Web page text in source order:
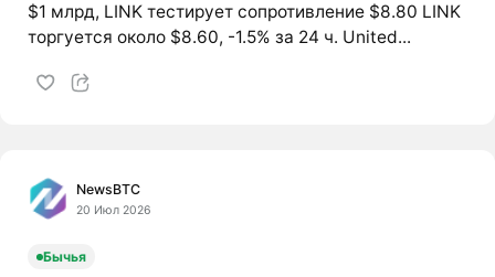
$1 млрд, LINK тестирует сопротивление $8.80 LINK
торгуется около $8.60, -1.5% за 24 ч. United...
NewsBTC
20 Июл 2026
Бычья